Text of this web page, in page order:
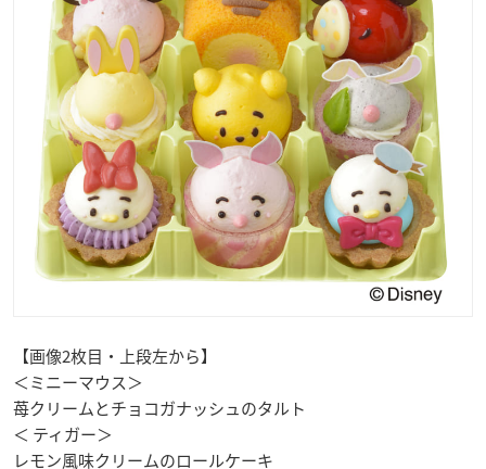
【画像2枚目・上段左から】
＜ミニーマウス＞
苺クリームとチョコガナッシュのタルト
＜ ティガー＞
レモン風味クリームのロールケーキ